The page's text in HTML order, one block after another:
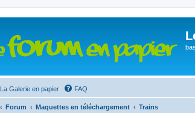
La Galerie en papier FAQ
Forum Maquettes en téléchargement Trains